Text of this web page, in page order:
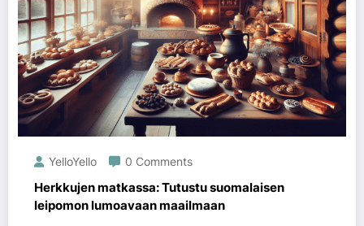
YelloYello 0 Comments
Herkkujen matkassa: Tutustu suomalaisen
leipomon lumoavaan maailmaan